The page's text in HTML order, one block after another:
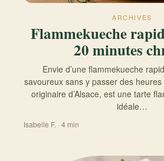
ARCHIVES
Flammekueche
20 minutes
Envie d’une flammekueche
savoureux sans y passer des
originaire d’Alsace, est une tarte
idéale…
Isabelle F. · 4 min